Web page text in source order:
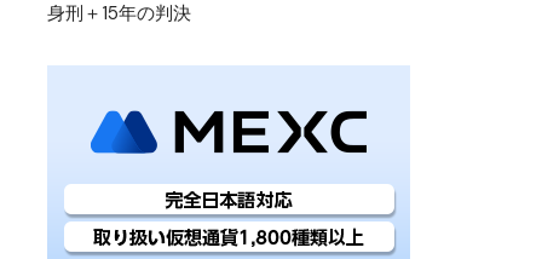
身刑＋15年の判決